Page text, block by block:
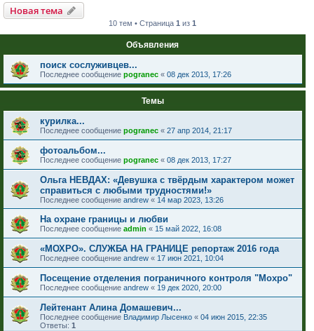
Новая тема
10 тем • Страница1 из1
Объявления
поиск сослуживцев...
Последнее сообщение pogranec « 08 дек 2013, 17:26
Темы
курилка...
Последнее сообщение pogranec « 27 апр 2014, 21:17
фотоальбом...
Последнее сообщение pogranec « 08 дек 2013, 17:27
Ольга НЕВДАХ: «Девушка с твёрдым характером может
справиться с любыми трудностями!»
Последнее сообщение andrew « 14 мар 2023, 13:26
На охране границы и любви
Последнее сообщение admin « 15 май 2022, 16:08
«МОХРО». СЛУЖБА НА ГРАНИЦЕ репортаж 2016 года
Последнее сообщение andrew « 17 июн 2021, 10:04
Посещение отделения пограничного контроля "Мохро"
Последнее сообщение andrew « 19 дек 2020, 20:00
Лейтенант Алина Домашевич...
Последнее сообщение Владимир Лысенко « 04 июн 2015, 22:35
Ответы: 1